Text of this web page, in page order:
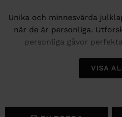
Unika och minnesvärda
när de är personliga.
personliga gåvor
en gåva med en personlig
som varar
säkert förvara dina
VISA